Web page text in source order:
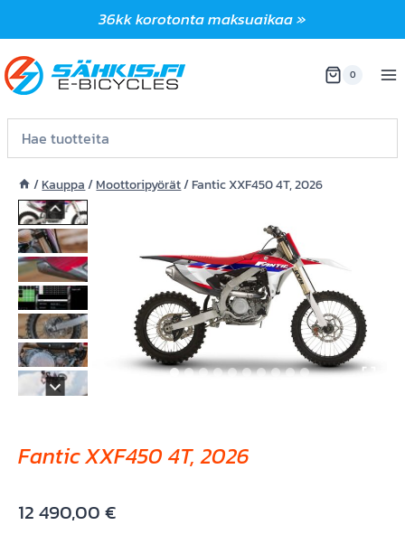
sisältöön
36kk korotonta maksuaikaa »
0
/Kauppa /Moottoripyörät/Fantic XXF450 4T, 2026
Fantic XXF450 4T, 2026
12 490,00€